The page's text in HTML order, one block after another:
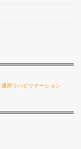
通所リハビリテーション